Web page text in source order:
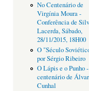
No Centenário de
Virgínia Moura -
Conferência de
Lacerda, Sábado,
28/11/2015, 18H00
O "Século
por Sérgio Ribeiro
O Lápis e o Punho
centenário de
Cunhal